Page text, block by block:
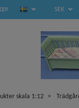
SEK
skala 1:12